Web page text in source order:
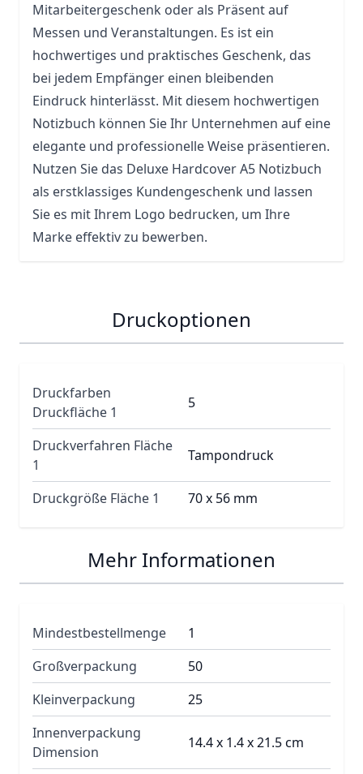
Mitarbeitergeschenk oder als Präsent auf
Messen und Veranstaltungen. Es ist ein
hochwertiges und praktisches Geschenk, das
bei jedem Empfänger einen bleibenden
Eindruck hinterlässt. Mit diesem hochwertigen
Notizbuch können Sie Ihr Unternehmen auf eine
elegante und professionelle Weise präsentieren.
Nutzen Sie das Deluxe Hardcover A5 Notizbuch
als erstklassiges Kundengeschenk und lassen
Sie es mit Ihrem Logo bedrucken, um Ihre
Marke effektiv zu bewerben.
Druckoptionen
Druckfarben
Druckfläche 1
5
Druckverfahren Fläche
1
Tampondruck
Druckgröße Fläche 1 70 x 56 mm
Mehr Informationen
Mindestbestellmenge
1
Großverpackung
50
Kleinverpackung
25
Innenverpackung
Dimension
14.4 x 1.4 x 21.5 cm